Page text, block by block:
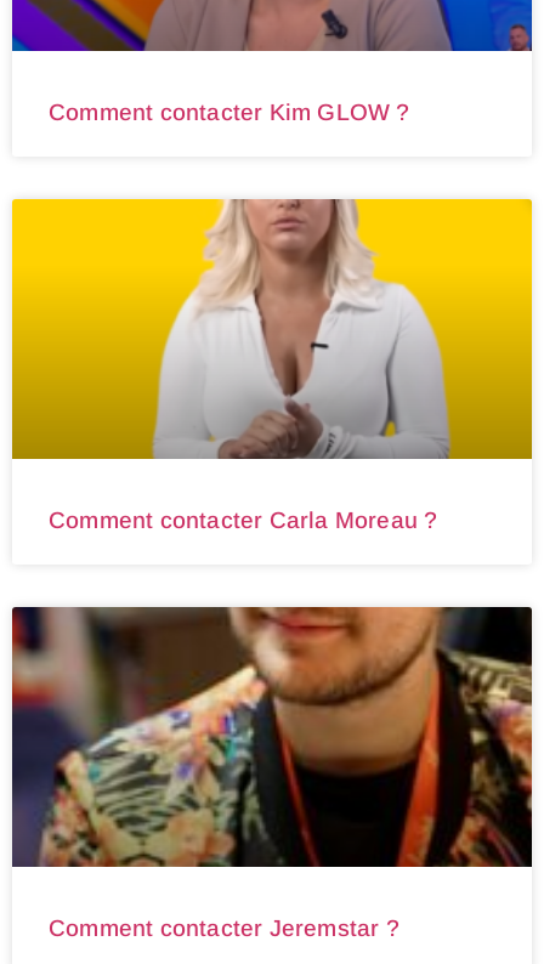
Comment contacter Kim GLOW ?
Comment contacter Carla Moreau ?
Comment contacter Jeremstar ?